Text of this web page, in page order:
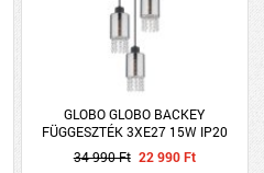
GLOBO GLOBO BACKEY
FÜGGESZTÉK 3XE27 15W IP20
25X120CM MATT FEKETE-FÜSTSZÍN
34 990 Ft 22 990 Ft